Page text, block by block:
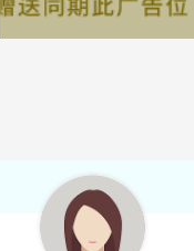
宁夏夏进乳品股份有限公司
晟丰元化工有限公司